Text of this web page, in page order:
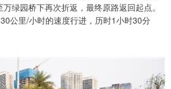
绿园桥下再次折返，最终原路返回起点。
公里/小时的速度行进，历时1小时30分